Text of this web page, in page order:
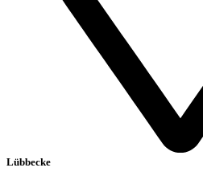
Lübbecke